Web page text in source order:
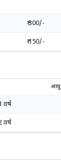
₹ 300/-
₹ 150/-
आयु
वर्ष
वर्ष